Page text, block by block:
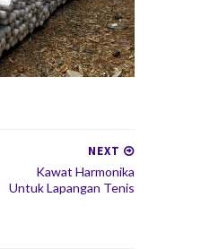
NEXT
Kawat Harmonika
Untuk Lapangan Tenis